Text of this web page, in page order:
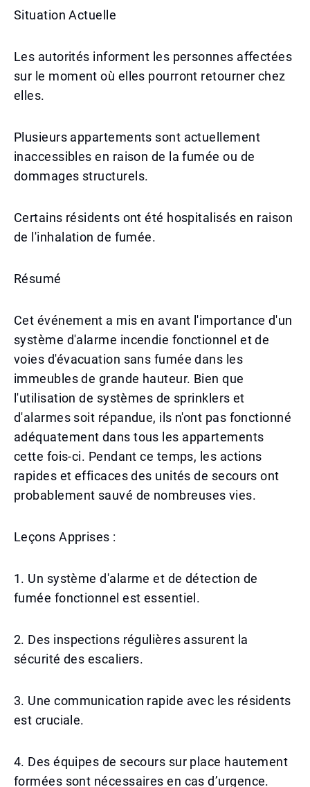
Situation Actuelle
Les autorités informent les personnes affectées
sur le moment où elles pourront retourner chez
elles.
Plusieurs appartements sont actuellement
inaccessibles en raison de la fumée ou de
dommages structurels.
Certains résidents ont été hospitalisés en raison
de l'inhalation de fumée.
Résumé
Cet événement a mis en avant l'importance d'un
système d'alarme incendie fonctionnel et de
voies d'évacuation sans fumée dans les
immeubles de grande hauteur. Bien que
l'utilisation de systèmes de sprinklers et
d'alarmes soit répandue, ils n'ont pas fonctionné
adéquatement dans tous les appartements
cette fois-ci. Pendant ce temps, les actions
rapides et efficaces des unités de secours ont
probablement sauvé de nombreuses vies.
Leçons Apprises :
1. Un système d'alarme et de détection de
fumée fonctionnel est essentiel.
2. Des inspections régulières assurent la
sécurité des escaliers.
3. Une communication rapide avec les résidents
est cruciale.
4. Des équipes de secours sur place hautement
formées sont nécessaires en cas d’urgence.